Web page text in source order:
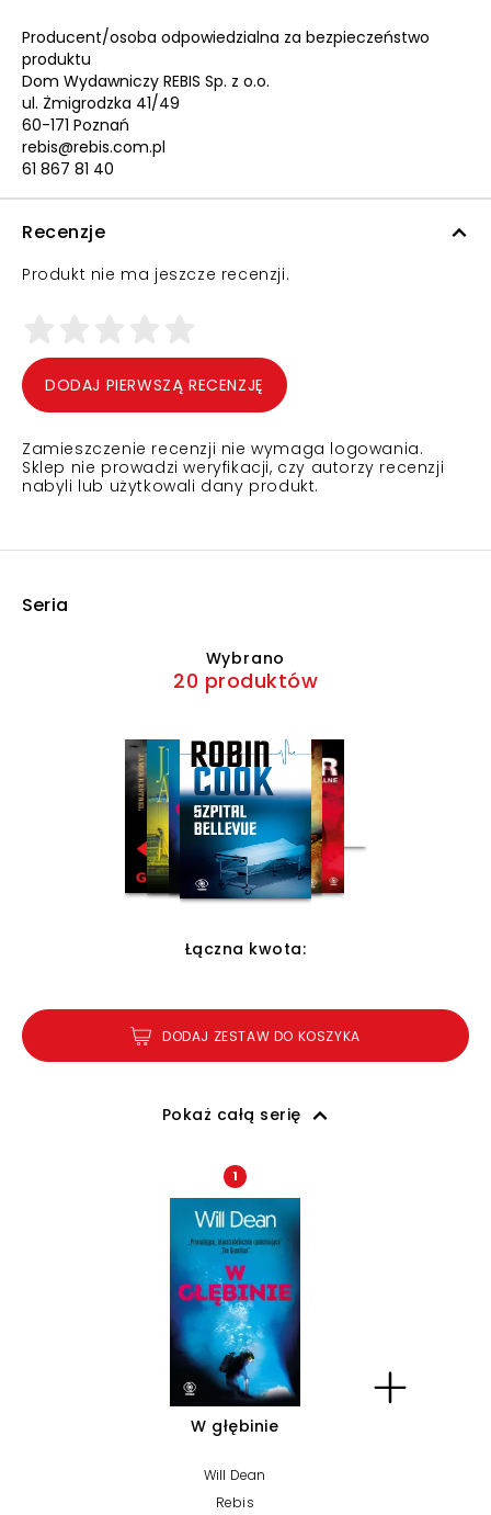
Producent/osoba odpowiedzialna za bezpieczeństwo
produktu
Dom Wydawniczy REBIS Sp. z o.o.
ul. Żmigrodzka 41/49
60-171 Poznań
rebis@rebis.com.pl
61 867 81 40
Recenzje
Produkt nie ma jeszcze recenzji.
DODAJ PIERWSZĄ RECENZJĘ
Zamieszczenie recenzji nie wymaga logowania.
Sklep nie prowadzi weryfikacji, czy autorzy recenzji
nabyli lub użytkowali dany produkt.
Seria
Wybrano
20 produktów
Łączna kwota:
DODAJ ZESTAW DO KOSZYKA
Pokaż całą serię
1
W głębinie
Will Dean
Rebis